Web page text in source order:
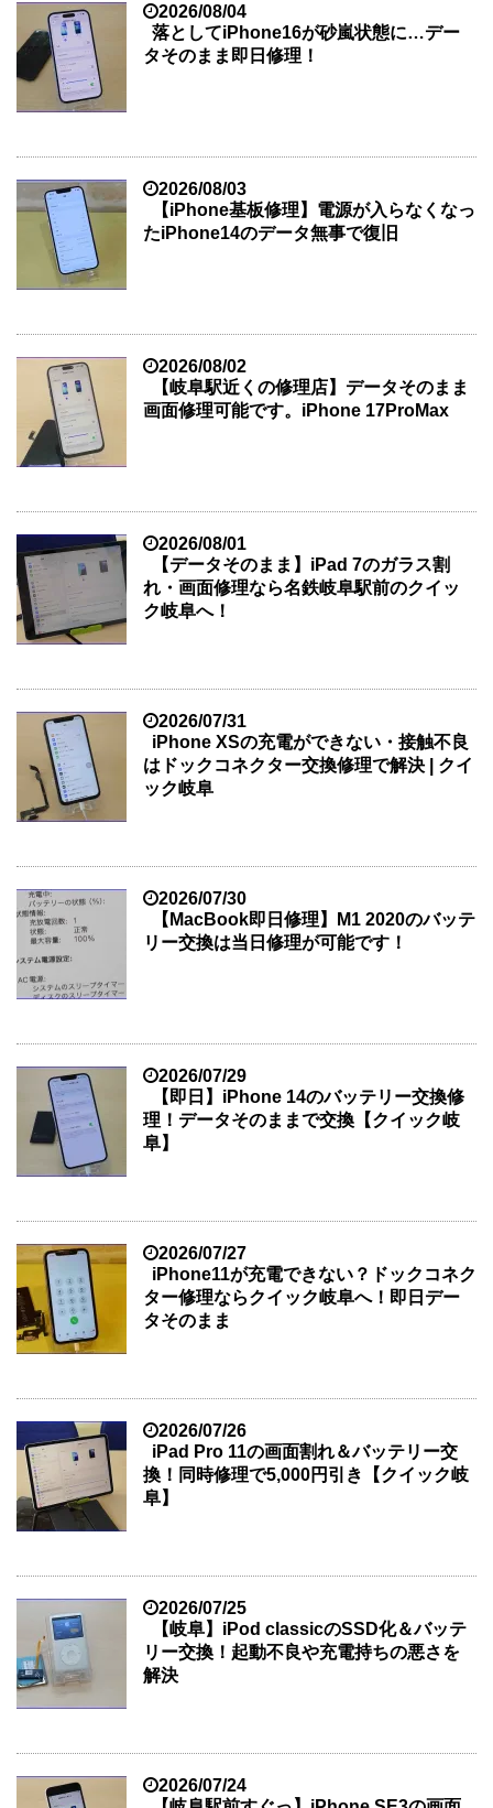
2026/08/04
落としてiPhone16が砂嵐状態に…デー
タそのまま即日修理！
2026/08/03
【iPhone基板修理】電源が入らなくなっ
たiPhone14のデータ無事で復旧
2026/08/02
【岐阜駅近くの修理店】データそのまま
画面修理可能です。iPhone 17ProMax
2026/08/01
【データそのまま】iPad 7のガラス割
れ・画面修理なら名鉄岐阜駅前のクイッ
ク岐阜へ！
2026/07/31
iPhone XSの充電ができない・接触不良
はドックコネクター交換修理で解決 | クイ
ック岐阜
2026/07/30
【MacBook即日修理】M1 2020のバッテ
リー交換は当日修理が可能です！
2026/07/29
【即日】iPhone 14のバッテリー交換修
理！データそのままで交換【クイック岐
阜】
2026/07/27
iPhone11が充電できない？ドックコネク
ター修理ならクイック岐阜へ！即日デー
タそのまま
2026/07/26
iPad Pro 11の画面割れ＆バッテリー交
換！同時修理で5,000円引き【クイック岐
阜】
2026/07/25
【岐阜】iPod classicのSSD化＆バッテ
リー交換！起動不良や充電持ちの悪さを
解決
2026/07/24